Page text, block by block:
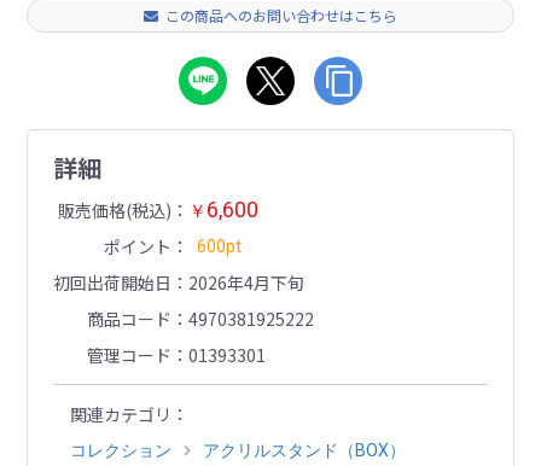
この商品へのお問い合わせはこちら
詳細
販売価格(税込) ￥ 6,600
ポイント 600pt
初回出荷開始日
2026年4月下旬
商品コード
4970381925222
管理コード
01393301
関連カテゴリ
コレクション アクリルスタンド（BOX）